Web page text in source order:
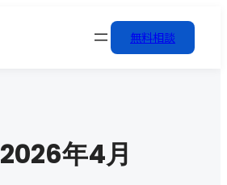
無料相談
2026年4月